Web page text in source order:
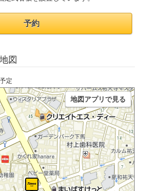
予約
図
定
地図アプリで見る